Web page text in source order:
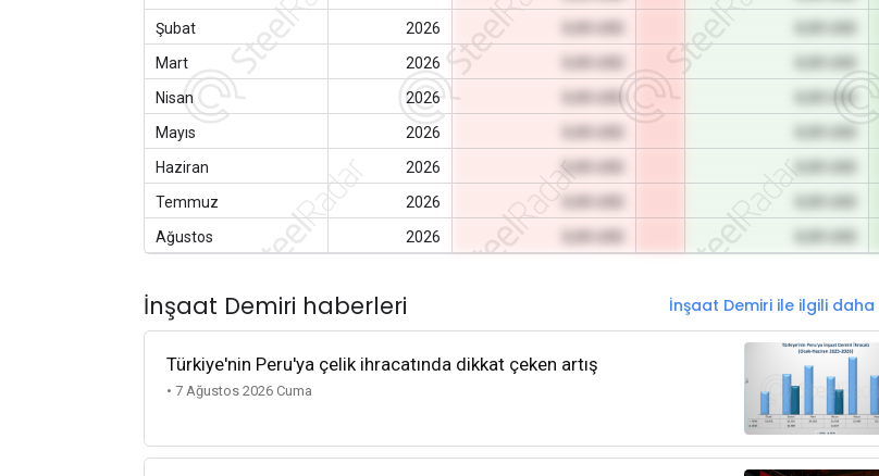
Şubat
2026
Mart
2026
Nisan
2026
0,00 USD
Mayıs
2026
Haziran
2026 0,00 USD
Temmuz
2026
Ağustos
2026
İnşaat Demiri haberleri İnşaat Demiri ile ilgili
Türkiye'nin Peru'ya çelik ihracatında dikkat çeken artış
• 7 Ağustos 2026 Cuma